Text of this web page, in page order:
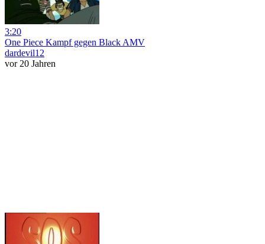
3:20
One Piece Kampf gegen Black AMV
dardevil12
vor 20 Jahren